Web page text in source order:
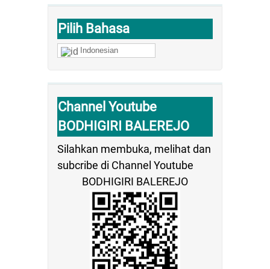
Pilih Bahasa
Indonesian
Channel Youtube
BODHIGIRI BALEREJO
Silahkan membuka, melihat dan
subcribe di Channel Youtube
BODHIGIRI BALEREJO